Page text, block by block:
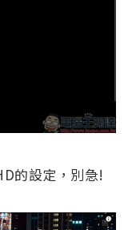
的設定，別急!